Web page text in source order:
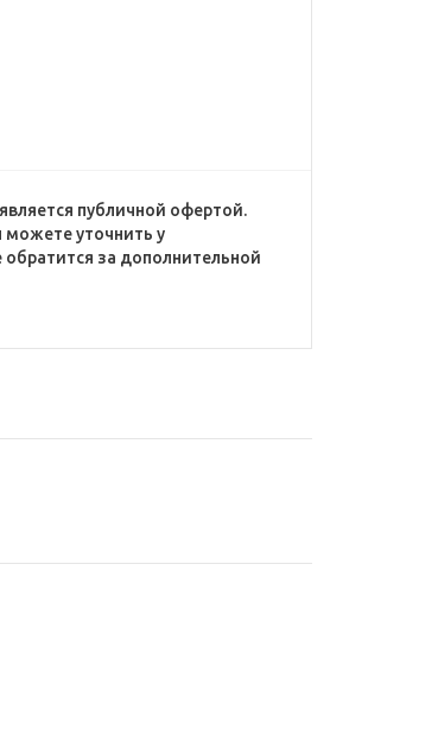
публичной офертой.
уточнить у
за дополнительной